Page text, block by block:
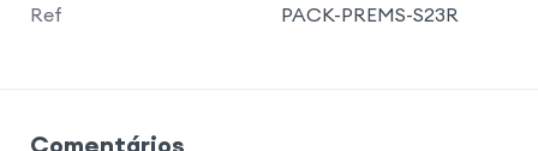
Ref PACK-PREMS-S23R
Comentários